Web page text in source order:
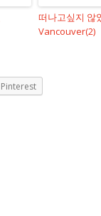
떠나고싶지 않
Vancouver(2)
Pinterest